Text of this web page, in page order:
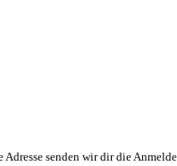
Adresse senden wir dir die